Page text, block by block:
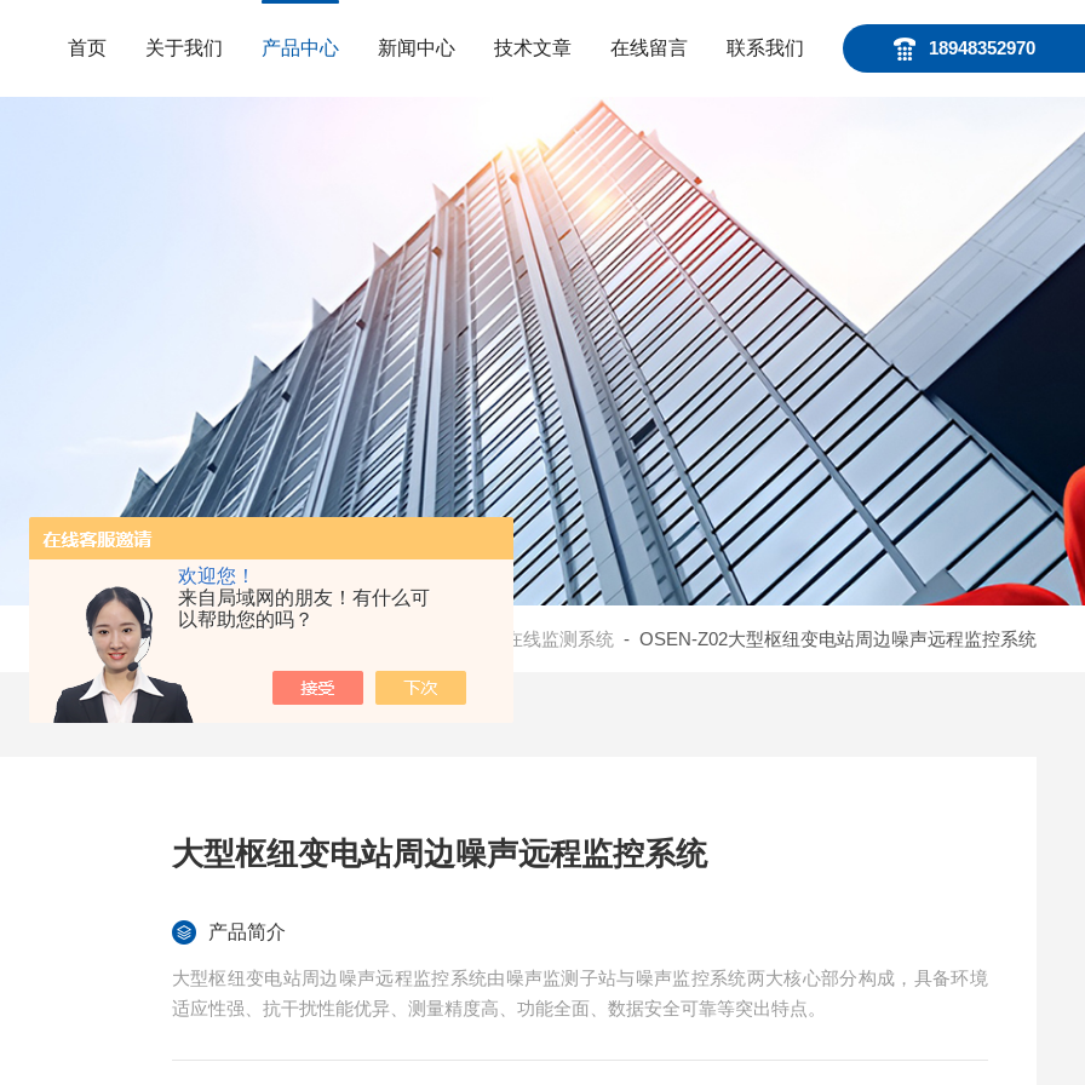
欢迎您！
来自局域网的朋友！有什么可
以帮助您的吗？
18948352970
首页 关于我们 产品中心 新闻中心 技术文章 在线留言 联系我们
噪声在线监测系统 - OSEN-Z02大型枢纽变电站周边噪声远程监控系统
大型枢纽变电站周边噪声远程监控系统
产品简介
大型枢纽变电站周边噪声远程监控系统由噪声监测子站与噪声监控系统两大核心部分构成，具备环境
适应性强、抗干扰性能优异、测量精度高、功能全面、数据安全可靠等突出特点。